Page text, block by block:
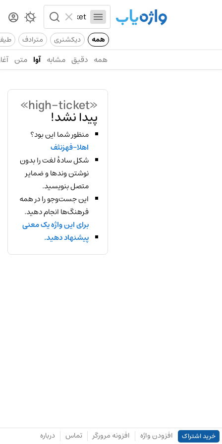
همه دیکشنری مترادف
همه دقیق مشابه آوا متن
«high-ticket»
پیدا نشد!
منظور شما این بود؟
اهلا-فهزنثف
شکل سادهٔ لغت را بدون
نوشتن وندها و ضمایر
متصل بنویسید.
این جست‌وجو را در همه
فرهنگ‌ها انجام دهید.
برای این واژه یک معنی
پیشنهاد دهید.
خرید اشتراک افزودن واژه افزونه مرورگر تماس درباره